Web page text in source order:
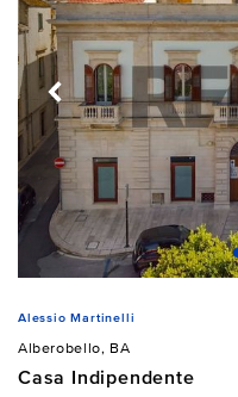
Alessio Martinelli
Alberobello, BA
Casa Indipendente